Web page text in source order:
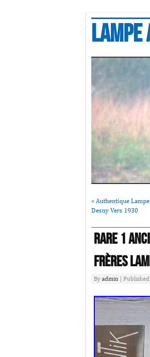
« Authentique
Desny Vers 1930
RARE 1
Frères
By admin Published